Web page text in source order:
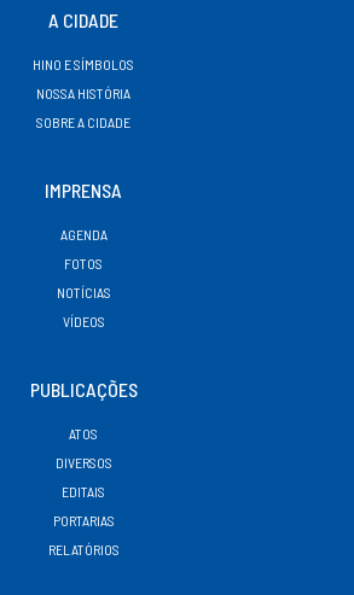
A CIDADE
HINO E SÍMBOLOS
NOSSA HISTÓRIA
SOBRE A CIDADE
IMPRENSA
AGENDA
FOTOS
NOTÍCIAS
VÍDEOS
PUBLICAÇÕES
ATOS
DIVERSOS
EDITAIS
PORTARIAS
RELATÓRIOS